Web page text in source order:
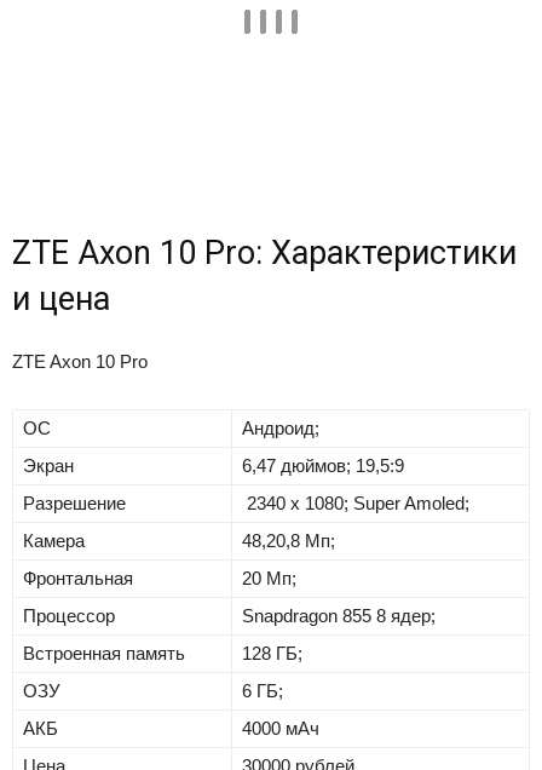
ZTE Axon 10 Pro: Характеристики
и цена
ZTE Axon 10 Pro
ОС
Андроид;
Экран
6,47 дюймов; 19,5:9
Разрешение
2340 х 1080; Super Amoled;
Камера
48,20,8 Мп;
Фронтальная
20 Мп;
Процессор
Snapdragon 855 8 ядер;
Встроенная память
128 ГБ;
ОЗУ
6 ГБ;
АКБ
4000 мАч
Цена
30000 рублей